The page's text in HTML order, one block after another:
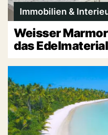
Immobilien &
Weisser
das